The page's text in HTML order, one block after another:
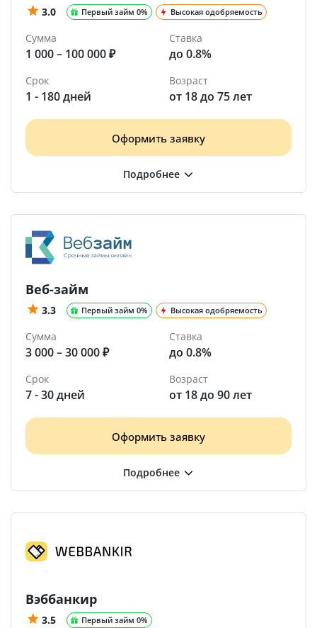
3.0 Первый займ 0% Высокая одобряемость
Сумма
1 000 – 100 000 ₽
Ставка
до 0.8%
Срок
1 - 180 дней
Возраст
от 18 до 75 лет
Оформить заявку
Веб-займ
3.3 Первый займ 0% Высокая одобряемость
Сумма
3 000 – 30 000 ₽
Ставка
до 0.8%
Срок
7 - 30 дней
Возраст
от 18 до 90 лет
Оформить заявку
Вэббанкир
3.5 Первый займ 0%